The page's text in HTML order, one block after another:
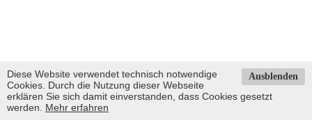
Ausblenden
Diese Website verwendet technisch notwendige
Cookies. Durch die Nutzung dieser Webseite
erklären Sie sich damit einverstanden, dass Cookies gesetzt
werden. Mehr erfahren